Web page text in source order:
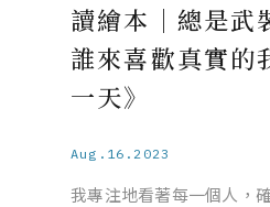
讀繪本｜總是武
誰來喜歡真實的
一天》
Aug.16.2023
我專注地看著每一個人，